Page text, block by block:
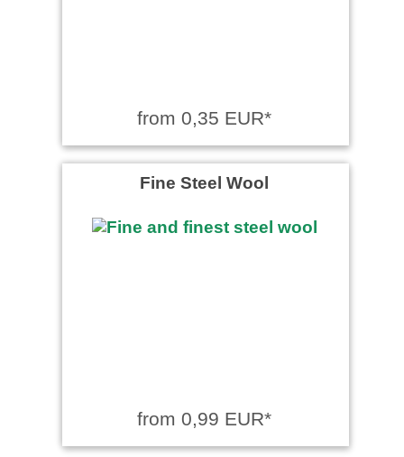
Tut was sie soll.
Rolf wrote on 06.01.2025
verarbeitendes Produkt mit
from 0,35 EUR*
Fine Steel Wool
from 0,99 EUR*